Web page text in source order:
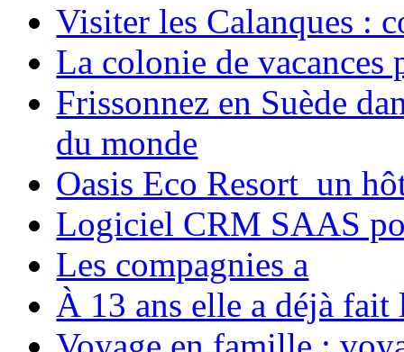
Visiter les Calanques :
La colonie de vacances
Frissonnez en Suède
du monde
Oasis Eco Resort un
Logiciel CRM SAAS
Les compagnies a
À 13 ans elle a déjà